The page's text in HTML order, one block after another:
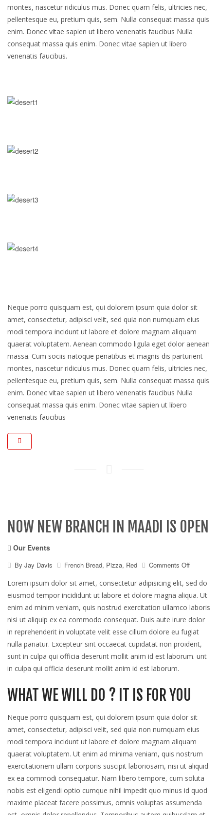
montes, nascetur ridiculus mus. Donec quam felis, ultricies nec,
pellentesque eu, pretium quis, sem. Nulla consequat massa quis
enim. Donec vitae sapien ut libero venenatis faucibus Nulla
consequat massa quis enim. Donec vitae sapien ut libero
venenatis faucibus.
Neque porro quisquam est, qui dolorem ipsum quia dolor sit
amet, consectetur, adipisci velit, sed quia non numquam eius
modi tempora incidunt ut labore et dolore magnam aliquam
quaerat voluptatem. Aenean commodo ligula eget dolor aenean
massa. Cum sociis natoque penatibus et magnis dis parturient
montes, nascetur ridiculus mus. Donec quam felis, ultricies nec,
pellentesque eu, pretium quis, sem. Nulla consequat massa quis
enim. Donec vitae sapien ut libero venenatis faucibus Nulla
consequat massa quis enim. Donec vitae sapien ut libero
venenatis faucibus
NOW NEW BRANCH IN MAADI IS OPEN
Our Events
By Jay Davis French Bread, Pizza, Red Comments Offon
new
branch
in
maadi
is
Lorem ipsum dolor sit amet, consectetur adipisicing elit, sed do
eiusmod tempor incididunt ut labore et dolore magna aliqua. Ut
enim ad minim veniam, quis nostrud exercitation ullamco laboris
nisi ut aliquip ex ea commodo consequat. Duis aute irure dolor
in reprehenderit in voluptate velit esse cillum dolore eu fugiat
nulla pariatur. Excepteur sint occaecat cupidatat non proident,
sunt in culpa qui officia deserunt mollit anim id est laborum. unt
in culpa qui officia deserunt mollit anim id est laborum.
WHAT WE WILL DO ? IT IS FOR YOU
Neque porro quisquam est, qui dolorem ipsum quia dolor sit
amet, consectetur, adipisci velit, sed quia non numquam eius
modi tempora incidunt ut labore et dolore magnam aliquam
quaerat voluptatem. Ut enim ad minima veniam, quis nostrum
exercitationem ullam corporis suscipit laboriosam, nisi ut aliquid
ex ea commodi consequatur. Nam libero tempore, cum soluta
nobis est eligendi optio cumque nihil impedit quo minus id quod
maxime placeat facere possimus, omnis voluptas assumenda